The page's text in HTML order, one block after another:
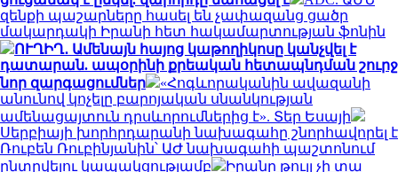
զենքի պաշարները հասել են չափազանց ցածր
մակարդակի Իրանի հետ հակամարտության ֆոնին
ՈՒՂԻՂ․ Ամենայն հայոց կաթողիկոսը կանչվել է
դատարան. ապօրինի քրեական հետապնդման շուրջ
նոր զարգացումներ
«Հոգևորականին ավազանի
անունով կոչելը բարոյական սնանկության
ամենացայտուն դրսևորումներից է». Տեր Եսայի
Սերբիայի խորհրդարանի նախագահը շնորհավորել է
Ռուբեն Ռուբինյանին՝ ԱԺ նախագահի պաշտոնում
ընտրվելու կապակցությամբ
Իրանը թույլ չի տա